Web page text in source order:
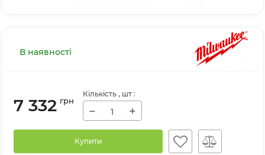
В наявності
7 332 грн
Кількість , шт :
− +
Купити